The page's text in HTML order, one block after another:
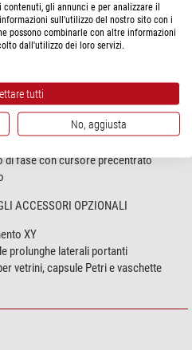
PER ALLEGGERIRE LA
la distanza di lavoro (fino a 150
di fase con cursore precentrato
ACCESSORI OPZIONALI
XY
prolunghe laterali portanti
vetrini, capsule Petri e vaschette
gli annunci e per analizzare il
sull'utilizzo del nostro sito con i
possono combinarle con altre informazioni
dall'utilizzo dei loro servizi.
tutti
No, aggiusta